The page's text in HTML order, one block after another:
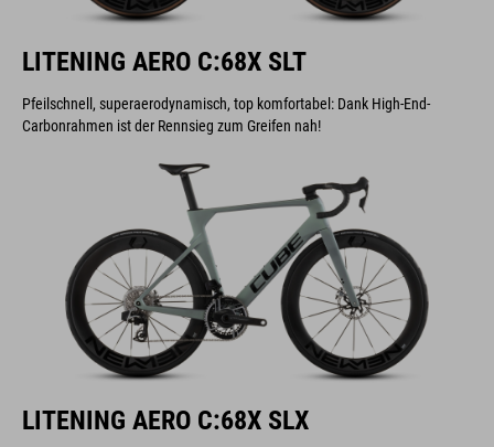
LITENING AERO C:68X SLT
Pfeilschnell, superaerodynamisch, top komfortabel: Dank High-End-
Carbonrahmen ist der Rennsieg zum Greifen nah!
LITENING AERO C:68X SLX